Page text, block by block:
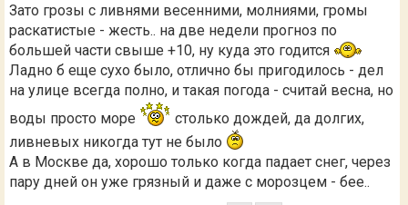
Зато грозы с ливнями весенними, молниями, громы
раскатистые - жесть.. на две недели прогноз по
большей части свыше +10, ну куда это годится
Ладно б еще сухо было, отлично бы пригодилось - дел
на улице всегда полно, и такая погода - считай весна, но
воды просто море
столько дождей, да долгих,
ливневых никогда тут не было
А в Москве да, хорошо только когда падает снег, через
пару дней он уже грязный и даже с морозцем - бее..